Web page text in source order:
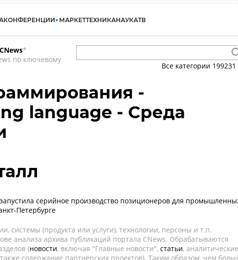
КОНФЕРЕНЦИИ МАРКЕТТЕХНИКАНАУКАТВ
*
по ключевому
Все категории 199231
-
language - Среда
серийное производство позиционеров для
Петербурге
системы (продукта или услуги), технологии, персоны и т.п.
анализа архива публикаций портала CNews. Обрабатываются
(новости, включая "Главные новости", статьи, аналитические
содержание партнёрских проектов). Таким образом, чем